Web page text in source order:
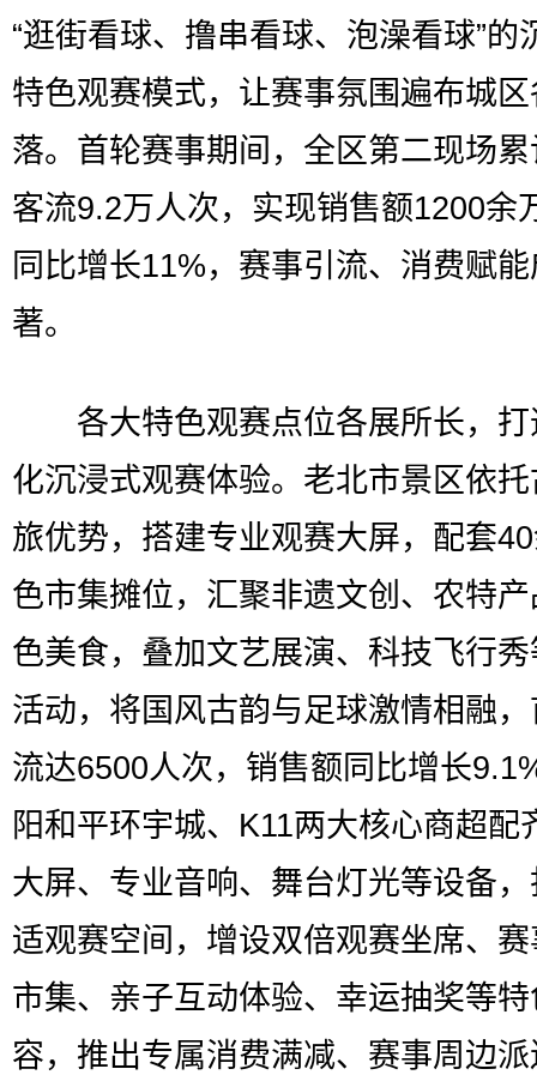
“逛街看球、撸串看球、泡澡看球”的
特色观赛模式，让赛事氛围遍布城
落。首轮赛事期间，全区第二现场
客流9.2万人次，实现销售额1200余
同比增长11%，赛事引流、消费赋
著。
各大特色观赛点位各展所长，打
化沉浸式观赛体验。老北市景区依
旅优势，搭建专业观赛大屏，配套
色市集摊位，汇聚非遗文创、农特
色美食，叠加文艺展演、科技飞行
活动，将国风古韵与足球激情相融
流达6500人次，销售额同比增长
阳和平环宇城、K11两大核心商超配
大屏、专业音响、舞台灯光等设备
适观赛空间，增设双倍观赛坐席、
市集、亲子互动体验、幸运抽奖等
容，推出专属消费满减、赛事周边